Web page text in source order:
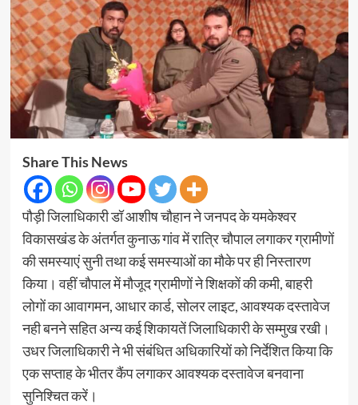
Share This News
पौड़ी जिलाधिकारी डॉ आशीष चौहान ने जनपद के यमकेश्वर
विकासखंड के अंतर्गत कुनाऊ गांव में रात्रि चौपाल लगाकर ग्रामीणों
की समस्याएं सुनी तथा कई समस्याओं का मौके पर ही निस्तारण
किया। वहीं चौपाल में मौजूद ग्रामीणों ने शिक्षकों की कमी, बाहरी
लोगों का आवागमन, आधार कार्ड, सोलर लाइट, आवश्यक दस्तावेज
नही बनने सहित अन्य कई शिकायतें जिलाधिकारी के सम्मुख रखी।
उधर जिलाधिकारी ने भी संबंधित अधिकारियों को निर्देशित किया कि
एक सप्ताह के भीतर कैंप लगाकर आवश्यक दस्तावेज बनवाना
सुनिश्चित करें।